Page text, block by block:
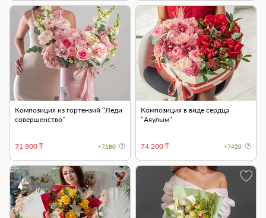
Композиция из гортензий “Леди
совершенство”
71 800 ₸ +7180
Композиция в виде сердца
"Аяулым"
74 200 ₸ +7420